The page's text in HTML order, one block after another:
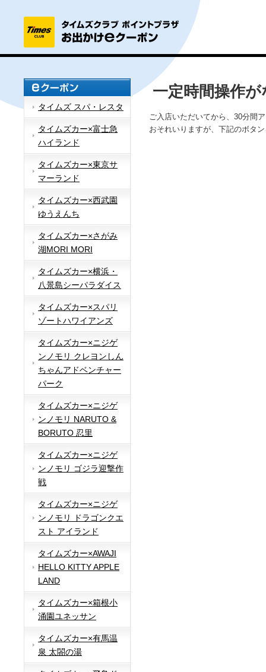
タイムズ スパ・レスタ
タイムズカー×富士急
ハイランド
タイムズカー×東京サ
マーランド
タイムズカー×西武園
ゆうえんち
タイムズカー×さがみ
湖MORI MORI
タイムズカー×横浜・
八景島シーパラダイス
タイムズカー×スパリ
ゾートハワイアンズ
タイムズカー×ニジゲ
ンノモリ クレヨンしん
ちゃんアドベンチャー
パーク
タイムズカー×ニジゲ
ンノモリ NARUTO &
BORUTO 忍里
タイムズカー×ニジゲ
ンノモリ ゴジラ迎撃作
戦
タイムズカー×ニジゲ
ンノモリ ドラゴンクエ
スト アイランド
タイムズカー×AWAJI
HELLO KITTY APPLE
LAND
タイムズカー×箱根小
涌園ユネッサン
タイムズカー×有馬温
泉 太閤の湯
一定時間操作
ご入店いただいてから、30分間
おそれいりますが、下記のボタ